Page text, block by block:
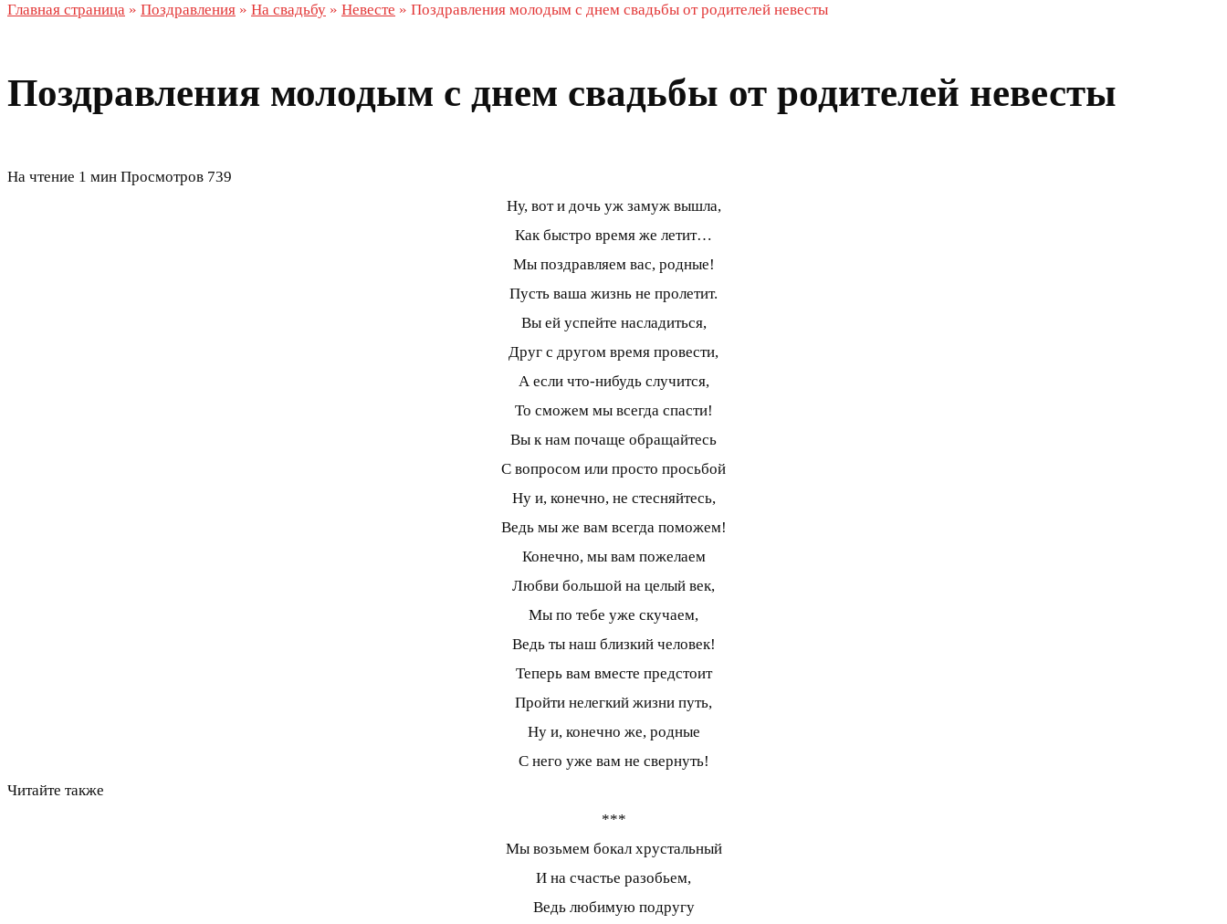
Главная страница » Поздравления » На свадьбу » Невесте » Поздравления молодым с днем свадьбы от родителей невесты
Поздравления молодым с днем свадьбы от родителей невесты
На чтение 1 мин Просмотров 739
Ну, вот и дочь уж замуж вышла,
Как быстро время же летит…
Мы поздравляем вас, родные!
Пусть ваша жизнь не пролетит.
Вы ей успейте насладиться,
Друг с другом время провести,
А если что-нибудь случится,
То сможем мы всегда спасти!
Вы к нам почаще обращайтесь
С вопросом или просто просьбой
Ну и, конечно, не стесняйтесь,
Ведь мы же вам всегда поможем!
Конечно, мы вам пожелаем
Любви большой на целый век,
Мы по тебе уже скучаем,
Ведь ты наш близкий человек!
Теперь вам вместе предстоит
Пройти нелегкий жизни путь,
Ну и, конечно же, родные
С него уже вам не свернуть!
Читайте также
***
Мы возьмем бокал хрустальный
И на счастье разобьем,
Ведь любимую подругу